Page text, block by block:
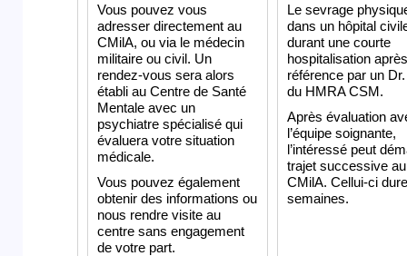
Vous pouvez vous
adresser directement au
CMilA, ou via le médecin
militaire ou civil. Un
rendez-vous sera alors
établi au Centre de Santé
Mentale avec un
psychiatre spécialisé qui
évaluera votre situation
médicale.
Vous pouvez également
obtenir des informations ou
nous rendre visite au
centre sans engagement
de votre part.
Le sevrage
dans un hôpital
durant une courte
hospitalisation
référence par un
du HMRA CSM.
Après évaluation
l’équipe soignante,
l’intéressé peut
trajet successive au
CMilA. Cellui-ci
semaines.